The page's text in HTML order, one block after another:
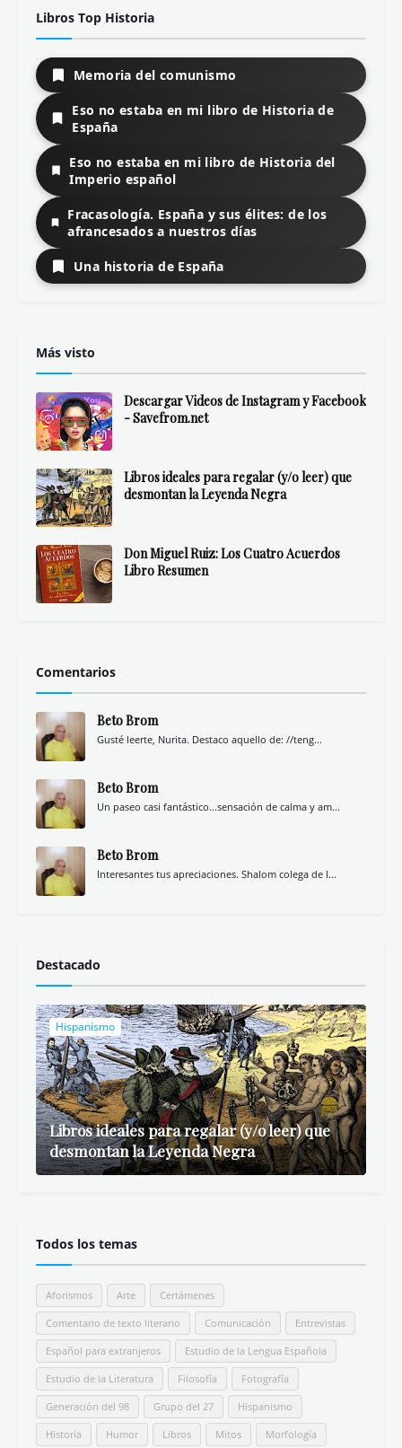
Libros Top Historia
Memoria del comunismo
Eso no estaba en mi libro de Historia de
España
Eso no estaba en mi libro de Historia del
Imperio español
Fracasología. España y sus élites: de los
afrancesados a nuestros días
Una historia de España
Más visto
Descargar Videos de Instagram y Facebook
- Savefrom.net
Libros ideales para regalar (y/o leer) que
desmontan la Leyenda Negra
Don Miguel Ruiz: Los Cuatro Acuerdos
Libro Resumen
Comentarios
Beto Brom
Gusté leerte, Nurita. Destaco aquello de: //teng...
Beto Brom
Un paseo casi fantástico...sensación de calma y am...
Beto Brom
Interesantes tus apreciaciones. Shalom colega de l...
Destacado
Hispanismo
Libros ideales para regalar (y/o leer) que
desmontan la Leyenda Negra
Todos los temas
Aforismos Arte Certámenes
Comentario de texto literario Comunicación Entrevistas
Español para extranjeros Estudio de la Lengua Española
Estudio de la Literatura Filosofía Fotografía
Generación del 98 Grupo del 27 Hispanismo
Historia Humor Libros Mitos Morfología